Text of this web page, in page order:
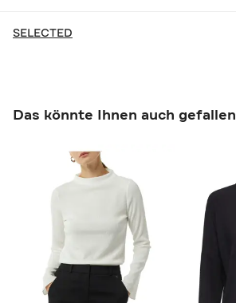
SELECTED
Das könnte Ihnen auch gefallen